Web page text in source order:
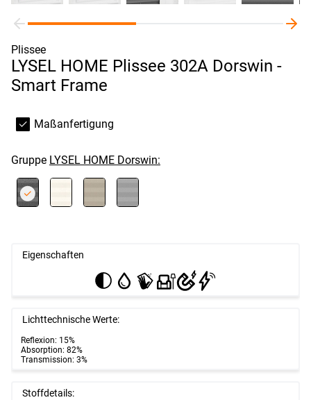
Plissee
LYSEL HOME Plissee 302A Dorswin -
Smart Frame
Maßanfertigung
Gruppe LYSEL HOME Dorswin:
Eigenschaften
Lichttechnische Werte:
Reflexion: 15%
Absorption: 82%
Transmission: 3%
Stoffdetails: